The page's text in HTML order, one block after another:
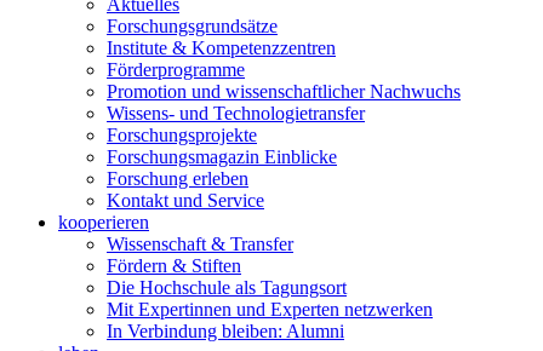
Aktuelles
Forschungsgrundsätze
Institute & Kompetenzzentren
Förderprogramme
Promotion und wissenschaftlicher Nachwuchs
Wissens- und Technologietransfer
Forschungsprojekte
Forschungsmagazin Einblicke
Forschung erleben
Kontakt und Service
kooperieren
Wissenschaft & Transfer
Fördern & Stiften
Die Hochschule als Tagungsort
Mit Expertinnen und Experten netzwerken
In Verbindung bleiben: Alumni